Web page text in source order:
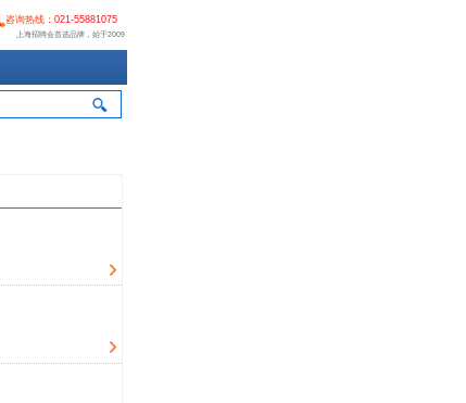
咨询热线： 021-55881075
上海招聘会首选品牌，始于2009